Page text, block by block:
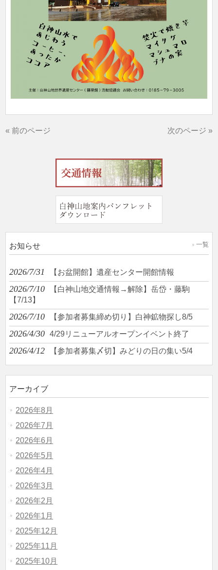
« 前のページ 次のページ »
お知らせ 一覧
2026/7/31 【お盆開館】遺産センター開館情報
2026/7/10
【白神山地交通情報→解除】岳岱・藤駒
【7/13】
2026/7/10 【参加者募集締め切り】白神鉱物探し8/5
2026/4/30 4/29リニューアルオープンイベント終了
2026/4/12 【参加者募集〆切】みどりの日の集い5/4
アーカイブ
2026年8月
2026年7月
2026年6月
2026年5月
2026年4月
2026年3月
2026年2月
2026年1月
2025年12月
2025年11月
2025年10月